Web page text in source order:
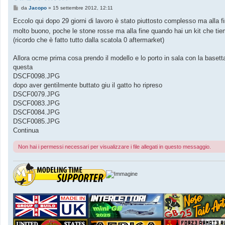
M
s
a
g
o
da Jacopo» 15 settembre 2012, 12:11
Eccolo qui dopo 29 giorni di lavoro è stato piuttosto complesso ma
molto buono, poche le stone rosse ma alla fine quando hai un kit che
(ricordo che è fatto tutto dalla scatola 0 aftermarket)
Allora ocme prima cosa prendo il modello e lo porto in sala con la
questa
DSCF0098.JPG
dopo aver gentilmente buttato giu il gatto ho ripreso
DSCF0079.JPG
DSCF0083.JPG
DSCF0084.JPG
DSCF0085.JPG
Continua
Non hai i permessi necessari per visualizzare i file allegati in questo messaggio.